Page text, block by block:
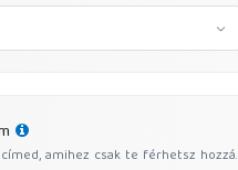
amihez csak te férhetsz hozzá.